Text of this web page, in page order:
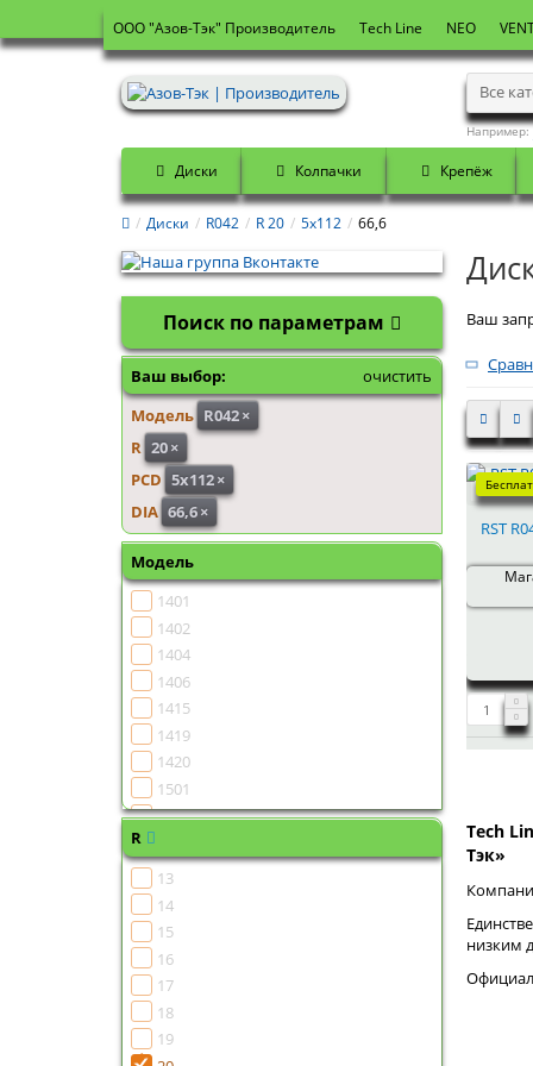
OOO "Азов-Тэк" Производитель Tech Line NEO
Все
Например:
Диски Колпачки Крепёж
Диски R042 R 20 5x112 66,6
Поиск по параметрам
Ваш выбор:
очистить
Модель R042×
R 20×
PCD 5x112×
DIA 66,6×
Модель
1401
1402
1404
1406
1415
1419
1420
1501
1502
1505
1507
1510
1513
R
13
14
15
16
17
18
19
Ваш
RST
Tech
Тэк»
низким